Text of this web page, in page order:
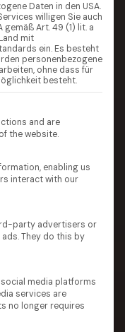
Daten in den USA.
willigen Sie auch
gemäß Art. 49 (1) lit. a
mit
ein. Es besteht
personenbezogene
ohne dass für
besteht.
für die eine
and are
the website.
enabling us
interact with our
party advertisers or
They do this by
media platforms
services are
no longer requires